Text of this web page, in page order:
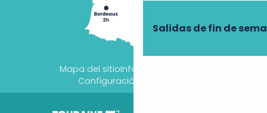
Salidas de fin de
Mapa del sitioInformación jurídica
Configuración de cookies